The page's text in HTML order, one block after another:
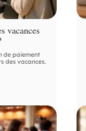
vacances
de paiement
des vacances.